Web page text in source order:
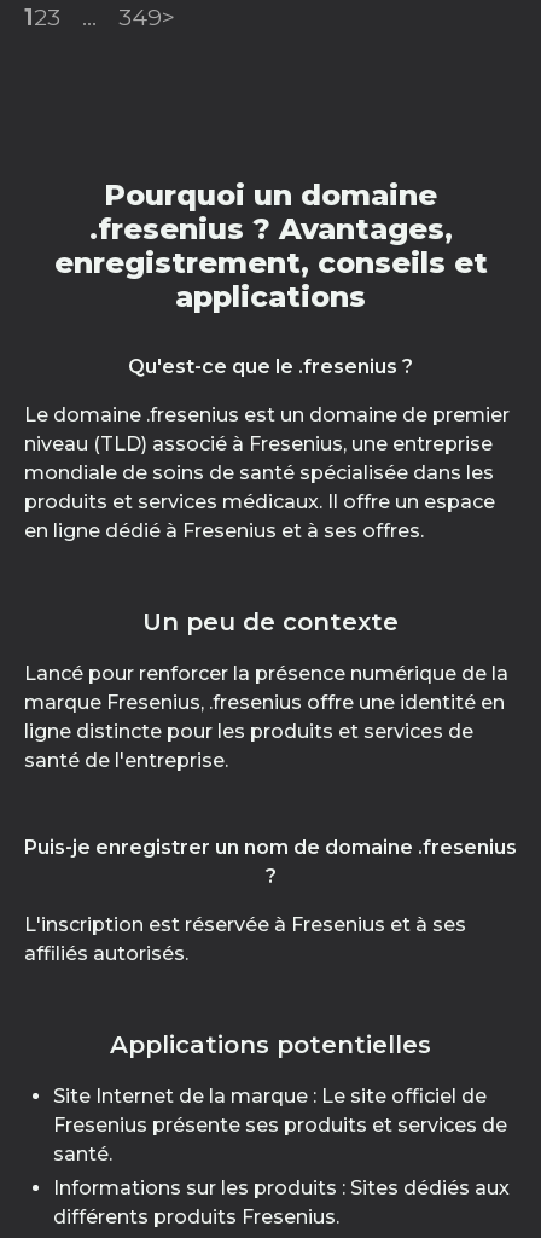
123 ... 349>
Pourquoi un domaine
.fresenius ? Avantages,
enregistrement, conseils et
applications
Qu'est-ce que le .fresenius ?
Le domaine .fresenius est un domaine de premier
niveau (TLD) associé à Fresenius, une entreprise
mondiale de soins de santé spécialisée dans les
produits et services médicaux. Il offre un espace
en ligne dédié à Fresenius et à ses offres.
Un peu de contexte
Lancé pour renforcer la présence numérique de la
marque Fresenius, .fresenius offre une identité en
ligne distincte pour les produits et services de
santé de l'entreprise.
Puis-je enregistrer un nom de domaine .fresenius
?
L'inscription est réservée à Fresenius et à ses
affiliés autorisés.
Applications potentielles
Site Internet de la marque : Le site officiel de
Fresenius présente ses produits et services de
santé.
Informations sur les produits : Sites dédiés aux
différents produits Fresenius.